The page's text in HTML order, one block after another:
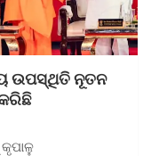
ଉପସ୍ଥିତି ନୂତନ